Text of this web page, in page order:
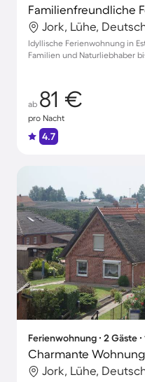
Jork, Lühe,
Idyllische Ferienwohnung in
Familien und Naturliebhaber
ab 81 €
pro Nacht
4.7
Ferienwohnung ∙ 2 Gäste
Jork, Lühe,